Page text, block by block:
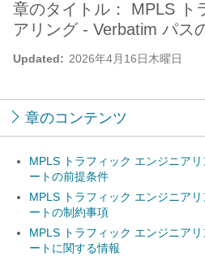
Updated: 2026年4月16日木曜日
章のタイトル： MPLS ト
アリング - Verbatim パス
章のコンテンツ
MPLS トラフィック エンジニア
ートの前提条件
MPLS トラフィック エンジニア
ートの制約事項
MPLS トラフィック エンジニア
ートに関する情報